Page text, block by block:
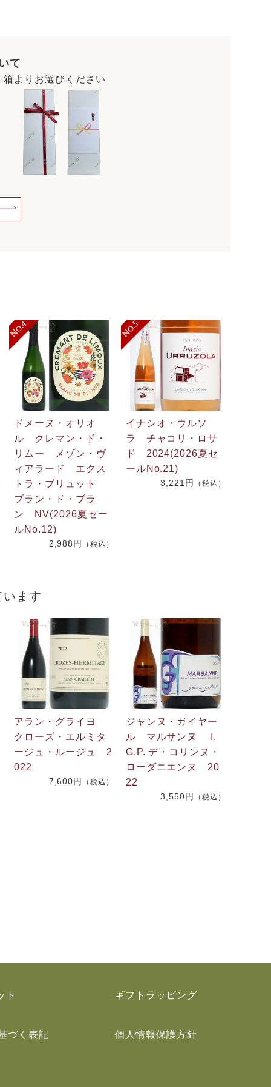
て
よりお選びください
ドメーヌ・オリオ
ル クレマン・ド・
リムー メゾン・ヴ
ィアラード エクス
トラ・ブリュット
ブラン・ド・ブラ
ン NV(2026夏セー
ルNo.12)
2,988円 （税込）
イナシオ・ウルソ
ラ チャコリ・ロサ
ド 2024(2026夏セ
ールNo.21)
3,221円 （税込）
ます
アラン・グライヨ
クローズ・エルミタ
ージュ・ルージュ 2
022
7,600円 （税込）
ジャンヌ・ガイヤー
ル マルサンヌ I.
G.P. デ・コリンヌ・
ローダニエンヌ 20
22
3,550円 （税込）
ト ギフトラッピング
づく表記 個人情報保護方針